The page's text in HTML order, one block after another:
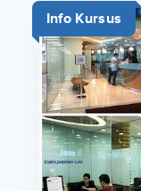
Info Kursus